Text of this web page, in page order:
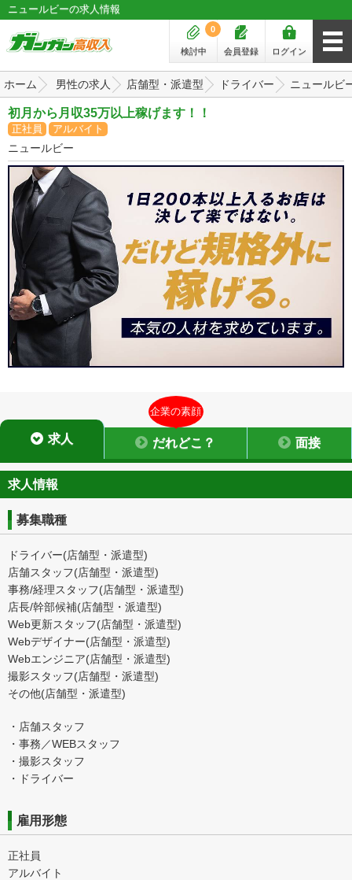
ニュールビーの求人情報
ログイン
会員登録
検討中
0
ホーム 男性の求人 店舗型・派遣型 ドライバー ニュールビ
初月から月収35万以上稼げます！！
正社員 アルバイト
ニュールビー
求人
企業の素顔
だれどこ？ 面接
求人情報
募集職種
ドライバー(店舗型・派遣型)
店舗スタッフ(店舗型・派遣型)
事務/経理スタッフ(店舗型・派遣型)
店長/幹部候補(店舗型・派遣型)
Web更新スタッフ(店舗型・派遣型)
Webデザイナー(店舗型・派遣型)
Webエンジニア(店舗型・派遣型)
撮影スタッフ(店舗型・派遣型)
その他(店舗型・派遣型)
・店舗スタッフ
・事務／WEBスタッフ
・撮影スタッフ
・ドライバー
雇用形態
正社員
アルバイト